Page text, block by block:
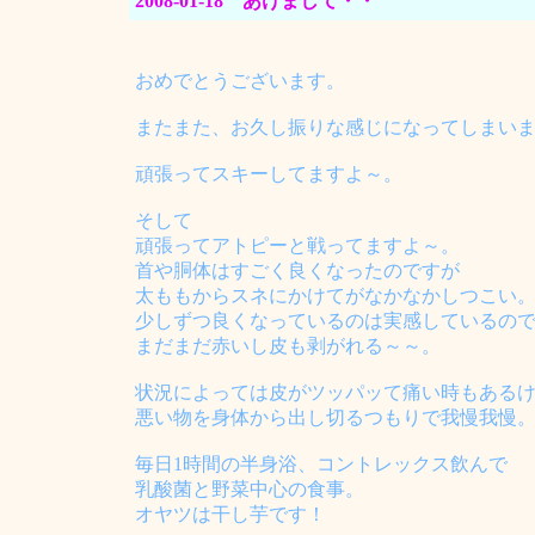
おめでとうございます。
またまた、お久し振りな感じになってしまいま
頑張ってスキーしてますよ～。
そして
頑張ってアトピーと戦ってますよ～。
首や胴体はすごく良くなったのですが
太ももからスネにかけてがなかなかしつこい。
少しずつ良くなっているのは実感しているの
まだまだ赤いし皮も剥がれる～～。
状況によっては皮がツッパッて痛い時もある
悪い物を身体から出し切るつもりで我慢我慢。
毎日1時間の半身浴、コントレックス飲んで
乳酸菌と野菜中心の食事。
オヤツは干し芋です！